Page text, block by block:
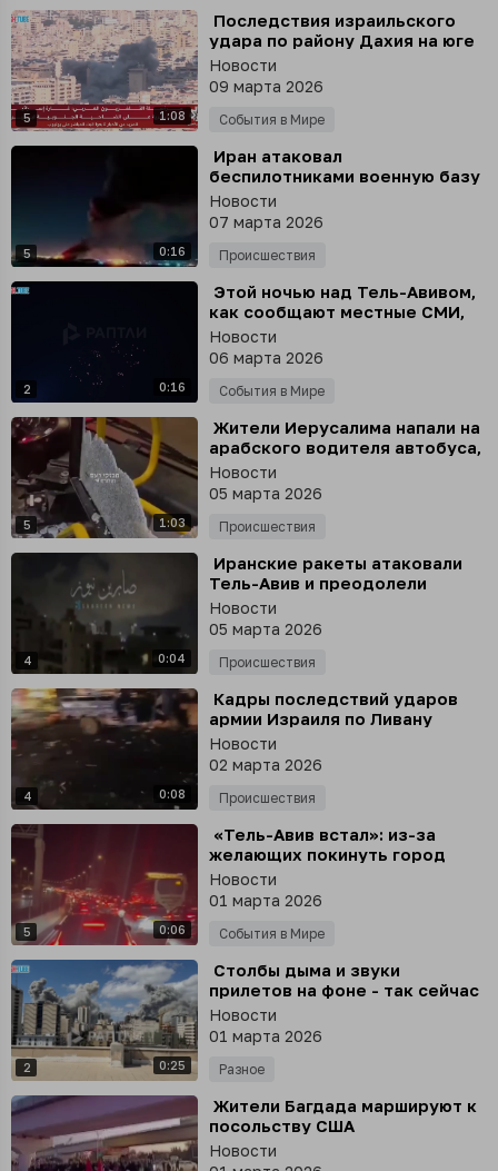
5 1:08
⁣ Последствия израильского
удара по району Дахия на юге
Бейрута публикуют местные
СМИ
Новости
09 марта 2026
События в Мире
5 0:16
⁣ Иран атаковал
беспилотниками военную базу
США в Сулеймании в Ираке,
утверждают местные СМИ
Новости
07 марта 2026
Происшествия
2 0:16
⁣ Этой ночью над Тель-Авивом,
как сообщают местные СМИ,
взрывались кассетные
боеголовки
Новости
06 марта 2026
События в Мире
5 1:03
⁣ Жители Иерусалима напали на
арабского водителя автобуса,
разгромив общественный
транспорт
Новости
05 марта 2026
Происшествия
4 0:04
⁣ Иранские ракеты атаковали
Тель-Авив и преодолели
израильскую систему
«Железный купол», сообщают
местные СМИ
Новости
05 марта 2026
Происшествия
4 0:08
⁣ Кадры последствий ударов
армии Израиля по Ливану
публикуют местные СМИ
Новости
02 марта 2026
Происшествия
5 0:06
⁣ «Тель-Авив встал»: из-за
желающих покинуть город
образовались гигантские
пробки, - местные СМИ
Новости
01 марта 2026
События в Мире
2 0:25
⁣ Столбы дыма и звуки
прилетов на фоне - так сейчас
выглядит панорама Тегерана
Новости
01 марта 2026
Разное
⁣ Жители Багдада маршируют к
посольству США
Новости